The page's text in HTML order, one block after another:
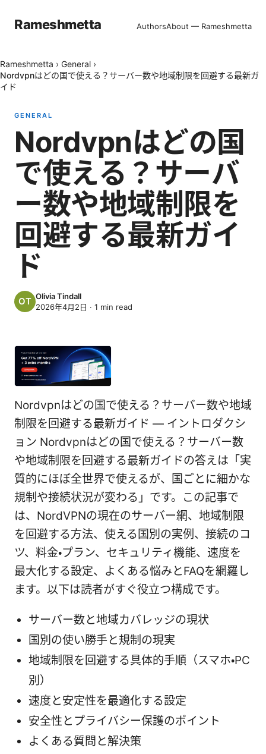
Rameshmetta AuthorsAbout — Rameshmetta
Rameshmetta › General ›
Nordvpnはどの国で使える？サーバー数や地域制限を回避する最新ガ
イド
GENERAL
Nordvpnはどの国
で使える？サーバ
ー数や地域制限を
回避する最新ガイ
ド
Olivia Tindall
2026年4月2日 · 1 min read
Nordvpnはどの国で使える？サーバー数や地域
制限を回避する最新ガイド — イントロダクシ
ョン Nordvpnはどの国で使える？サーバー数
や地域制限を回避する最新ガイドの答えは「実
質的にほぼ全世界で使えるが、国ごとに細かな
規制や接続状況が変わる」です。この記事で
は、NordVPNの現在のサーバー網、地域制限
を回避する方法、使える国別の実例、接続のコ
ツ、料金・プラン、セキュリティ機能、速度を
最大化する設定、よくある悩みとFAQを網羅し
ます。以下は読者がすぐ役立つ構成です。
サーバー数と地域カバレッジの現状
国別の使い勝手と規制の現実
地域制限を回避する具体的手順（スマホ・PC
別）
速度と安定性を最適化する設定
安全性とプライバシー保護のポイント
よくある質問と解決策